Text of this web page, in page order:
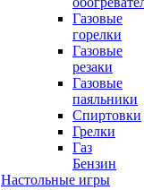
Газовые
горелки
Газовые
резаки
Газовые
паяльники
Спиртовки
Грелки
Газ
Бензин
Настольные игры